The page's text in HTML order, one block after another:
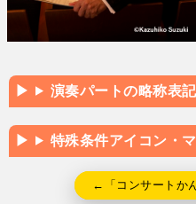
演奏パートの略称表
特殊条件アイコン・
←「コンサートか